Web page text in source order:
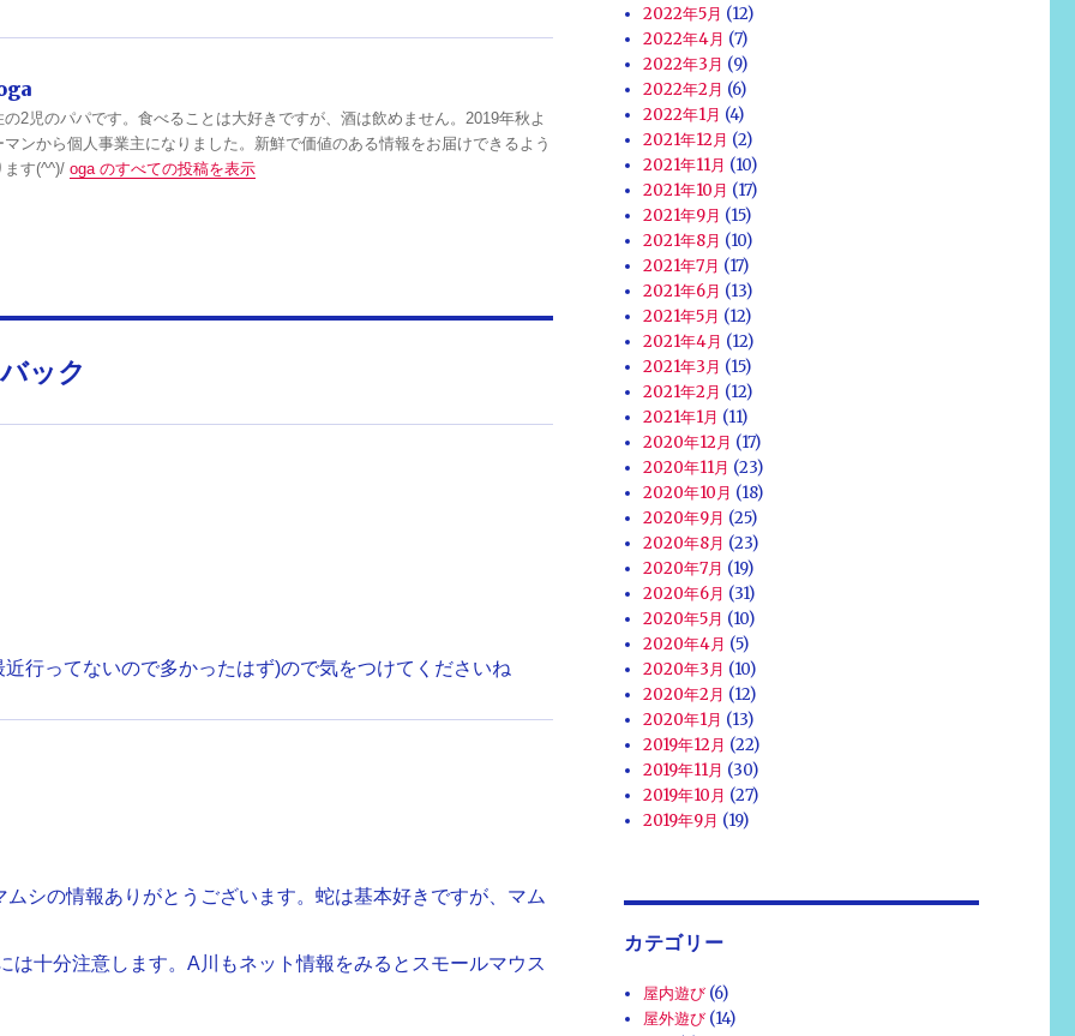
2児のパパです。食べることは大好きですが、酒は飲めません。2019年秋よ
ンから個人事業主になりました。新鮮で価値のある情報をお届けできるよう
ます(^^)/ oga のすべての投稿を表示
ック
行ってないので多かったはず)ので気をつけてくださいね
シの情報ありがとうございます。蛇は基本好きですが、マム
は十分注意します。A川もネット情報をみるとスモールマウス
2022年5月 (12)
2022年4月 (7)
2022年3月 (9)
2022年2月 (6)
2022年1月 (4)
2021年12月 (2)
2021年11月 (10)
2021年10月 (17)
2021年9月 (15)
2021年8月 (10)
2021年7月 (17)
2021年6月 (13)
2021年5月 (12)
2021年4月 (12)
2021年3月 (15)
2021年2月 (12)
2021年1月 (11)
2020年12月 (17)
2020年11月 (23)
2020年10月 (18)
2020年9月 (25)
2020年8月 (23)
2020年7月 (19)
2020年6月 (31)
2020年5月 (10)
2020年4月 (5)
2020年3月 (10)
2020年2月 (12)
2020年1月 (13)
2019年12月 (22)
2019年11月 (30)
2019年10月 (27)
2019年9月 (19)
カテゴリー
屋内遊び (6)
屋外遊び (14)